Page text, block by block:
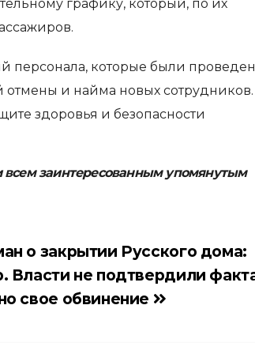
графику, который, по их
персонала, которые были
и найма новых сотрудников.
здоровья и безопасности
всем заинтересованным упомянутым
о закрытии Русского дома:
Власти не подтвердили
свое обвинение